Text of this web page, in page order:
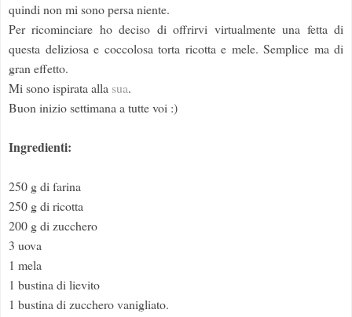
quindi non mi sono persa niente.
Per ricominciare ho deciso di offrirvi virtualmente una fetta di
questa deliziosa e coccolosa torta ricotta e mele. Semplice ma di
gran effetto.
Mi sono ispirata alla sua.
Buon inizio settimana a tutte voi :)
Ingredienti:
250 g di farina
250 g di ricotta
200 g di zucchero
3 uova
1 mela
1 bustina di lievito
1 bustina di zucchero vanigliato.